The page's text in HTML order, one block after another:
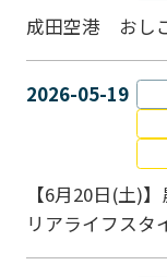
成田空港 おし
2026-05-19
【6月20日(土)
リアライフスタ